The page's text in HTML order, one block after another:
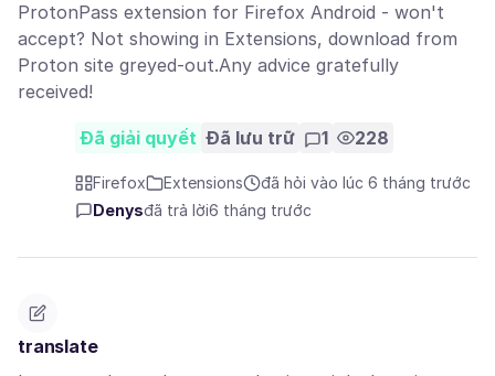
ProtonPass extension for Firefox Android - won't
accept? Not showing in Extensions, download from
Proton site greyed-out.Any advice gratefully
received!
Đã giải quyết Đã lưu trữ 1 228
Firefox Extensions
đã hỏi vào lúc 6 tháng trước
Denysđã trả lời6 tháng trước
translate